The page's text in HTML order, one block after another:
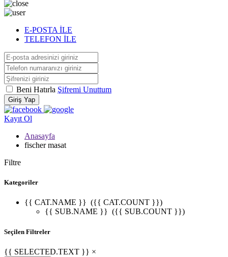
E-POSTA İLE
TELEFON İLE
Beni Hatırla Şifremi Unuttum
Giriş Yap
Kayıt Ol
Anasayfa
fischer masat
Filtre
Kategoriler
{{ CAT.NAME }} ({{ CAT.COUNT }})
{{ SUB.NAME }} ({{ SUB.COUNT }})
Seçilen Filtreler
{{ SELECTED.TEXT }} ×